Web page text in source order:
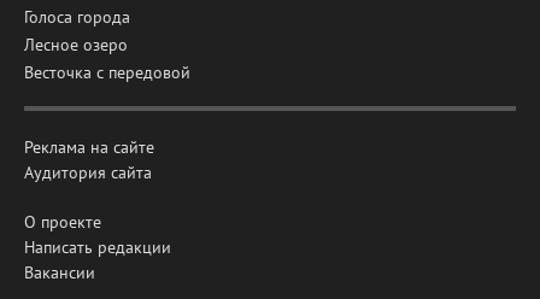
Голоса города
Лесное озеро
Весточка с передовой
Реклама на сайте
Аудитория сайта
О проекте
Написать редакции
Вакансии